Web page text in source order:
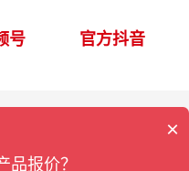
号 官方抖音
版权所有 |
×
品报价？